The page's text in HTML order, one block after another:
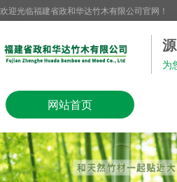
欢迎光临福建省政和华达竹木有限公司官网！
为
网站首页